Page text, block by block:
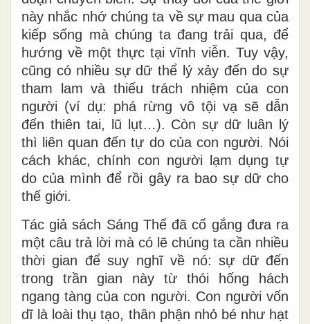
này nhắc nhớ chúng ta về sự mau qua của
kiếp sống mà chúng ta đang trải qua, để
hướng về một thực tại vĩnh viễn. Tuy vậy,
cũng có nhiều sự dữ thể lý xảy đến do sự
tham lam và thiếu trách nhiệm của con
người (ví dụ: phá rừng vô tội vạ sẽ dẫn
đến thiên tai, lũ lụt…). Còn sự dữ luân lý
thì liên quan đến tự do của con người. Nói
cách khác, chính con người lạm dụng tự
do của mình để rồi gây ra bao sự dữ cho
thế giới.
Tác giả sách Sáng Thế đã cố gắng đưa ra
một câu trả lời mà có lẽ chúng ta cần nhiều
thời gian để suy nghĩ về nó: sự dữ đến
trong trần gian này từ thói hống hách
ngang tàng của con người. Con người vốn
dĩ là loài thụ tạo, thân phận nhỏ bé như hạt